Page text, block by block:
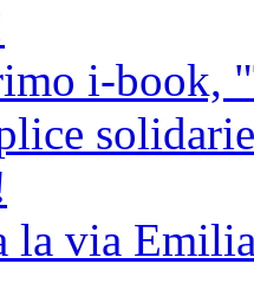
i-book,
via